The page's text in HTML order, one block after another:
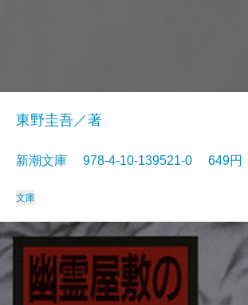
東野圭吾／著
新潮文庫 978-4-10-139521-0 649
文庫